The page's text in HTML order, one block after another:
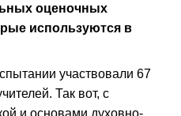
оценочных
используются в
участвовали 67
Так вот, с
и основами духовно-